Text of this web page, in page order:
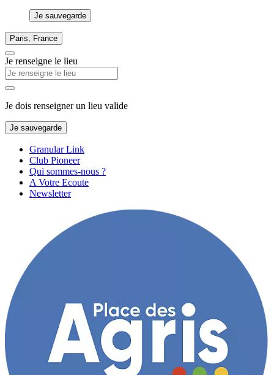
Je sauvegarde
Paris, France
Je renseigne le lieu
Je dois renseigner un lieu valide
Je sauvegarde
Granular Link
Club Pioneer
Qui sommes-nous ?
A Votre Ecoute
Newsletter